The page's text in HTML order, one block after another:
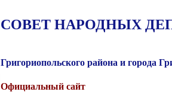
СОВЕТ НАРОДНЫХ
Григориопольского района и города
Официальный сайт